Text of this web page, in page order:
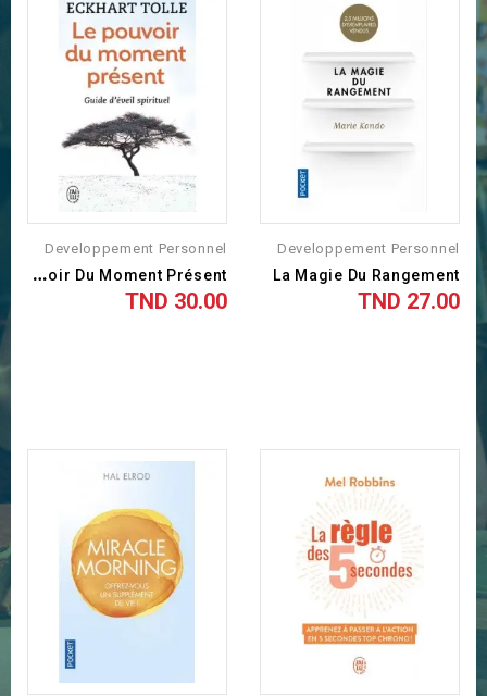
Developpement Personnel
L
E Pouvoir Du Moment Présent
السعر
30.00 TND
Developpement Personnel
La Magie Du Rangement
السعر
27.00 TND